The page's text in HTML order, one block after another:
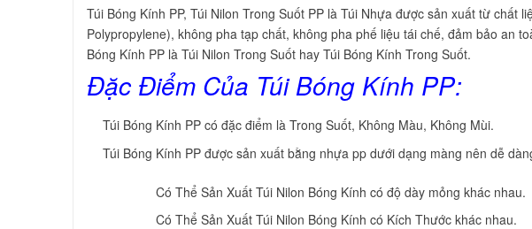
Túi Bóng Kính PP, Túi Nilon Trong Suốt PP là Túi Nhựa được sản xuất từ chất
Polypropylene), không pha tạp chất, không pha phế liệu tái chế, đảm bảo an
Bóng Kính PP là Túi Nilon Trong Suốt hay Túi Bóng Kính Trong Suốt.
Đặc Điểm Của Túi Bóng Kính PP:
Túi Bóng Kính PP có đặc điểm là Trong Suốt, Không Màu, Không Mùi.
Túi Bóng Kính PP được sản xuất bằng nhựa pp dưới dạng màng nên dễ
Có Thể Sản Xuất Túi Nilon Bóng Kính có độ dày mỏng khác nhau.
Có Thể Sản Xuất Túi Nilon Bóng Kính có Kích Thước khác nhau.